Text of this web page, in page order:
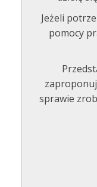
Jeżeli
pomocy
sprawie